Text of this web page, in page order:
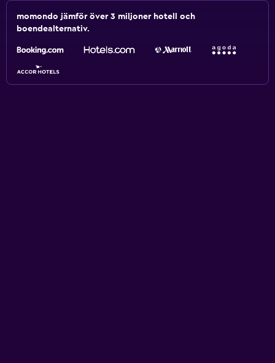
momondo jämför över 3 miljoner hotell och
boendealternativ.